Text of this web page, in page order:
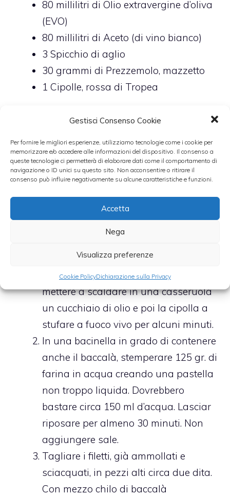
Gestisci Consenso Cookie
Per fornire le migliori esperienze, utilizziamo tecnologie come i cookie per
memorizzare e/o accedere alle informazioni del dispositivo. Il consenso a
queste tecnologie ci permetterà di elaborare dati come il comportamento di
navigazione o ID unici su questo sito. Non acconsentire o ritirare il
consenso può influire negativamente su alcune caratteristiche e funzioni.
Accetta
Nega
Visualizza preferenze
Cookie PolicyDichiarazione sulla Privacy
80 millilitri di Olio extravergine d’oliva
(EVO)
80 millilitri di Aceto (di vino bianco)
3 Spicchio di aglio
30 grammi di Prezzemolo, mazzetto
1 Cipolle, rossa di Tropea
Preparazione
In acqua abbondante cuocere i fagioli
circa due ore e a fuoco basso. Salare
minuto con acqua fredda. Se piace si
può mescolare ai fagioli cruda, se no,
mettere a scaldare in una casseruola
un cucchiaio di olio e poi la cipolla a
stufare a fuoco vivo per alcuni minuti.
In una bacinella in grado di contenere
anche il baccalà, stemperare 125 gr. di
farina in acqua creando una pastella
non troppo liquida. Dovrebbero
bastare circa 150 ml d’acqua. Lasciar
riposare per almeno 30 minuti. Non
aggiungere sale.
Tagliare i filetti, già ammollati e
sciacquati, in pezzi alti circa due dita.
Con mezzo chilo di baccalà